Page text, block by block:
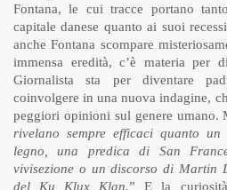
Fontana, le cui tracce portano
capitale danese quanto ai suoi
anche Fontana scompare
immensa eredità, c’è materia per
Giornalista sta per diventare
coinvolgere in una nuova indagine,
peggiori opinioni sul genere umano.
rivelano sempre efficaci quanto
legno, una predica di San
vivisezione o un discorso di Martin
del Ku Klux Klan.” E la